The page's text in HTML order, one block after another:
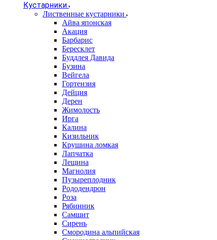
Кустарники
Лиственные кустарники
Айва японская
Акация
Барбарис
Бересклет
Буддлея Давида
Бузина
Вейгела
Гортензия
Дейция
Дерен
Жимолость
Ирга
Калина
Кизильник
Крушина ломкая
Лапчатка
Лещина
Магнолия
Пузыреплодник
Рододендрон
Роза
Рябинник
Самшит
Сирень
Смородина альпийская